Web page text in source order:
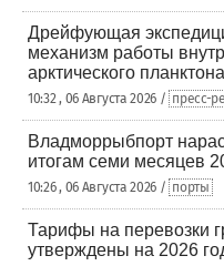
Дрейфующая
механизм работы
арктического
10:32 , 06 Августа 2026 / пресс-
Владморрыбпорт
итогам семи месяцев
10:26 , 06 Августа 2026 / порты
Тарифы на перевозки
утверждены на 2026